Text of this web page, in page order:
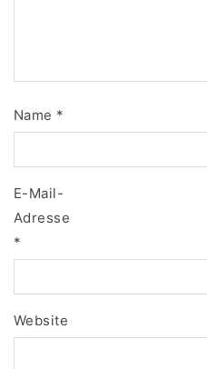
Name *
E-Mail-
Adresse
*
Website